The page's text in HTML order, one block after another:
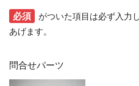
必須
がついた項目は必ず入力
あげます。
問合せパーツ